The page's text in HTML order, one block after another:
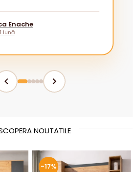
Enache
lună
NOUTATILE
-17%